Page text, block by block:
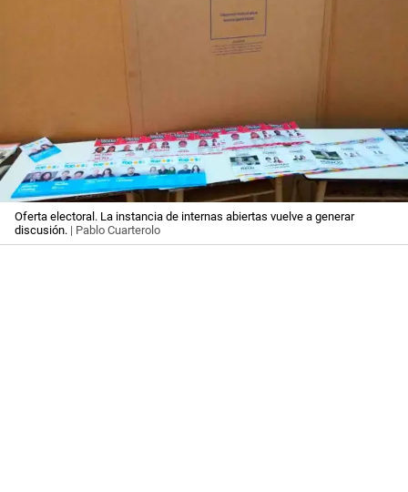
Oferta electoral. La instancia de internas abiertas vuelve a generar
discusión. | Pablo Cuarterolo